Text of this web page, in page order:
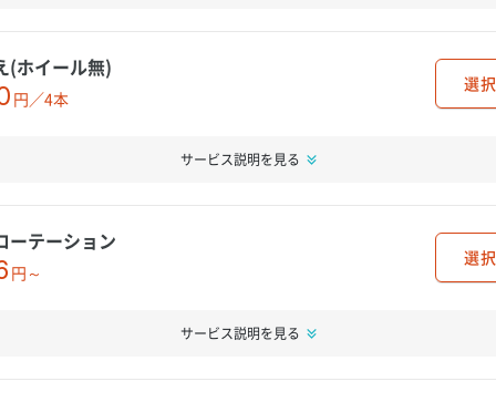
(ホイール無)
円／4本
選択
サービス説明を見る
ーテーション
円～
選択
サービス説明を見る